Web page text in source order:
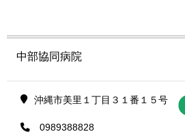
中部協同病院
沖縄市美里１丁目３１番１５号
0989388828